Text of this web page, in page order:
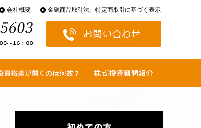
会社概要 金融商品取引法。特定商取引に基づく表示